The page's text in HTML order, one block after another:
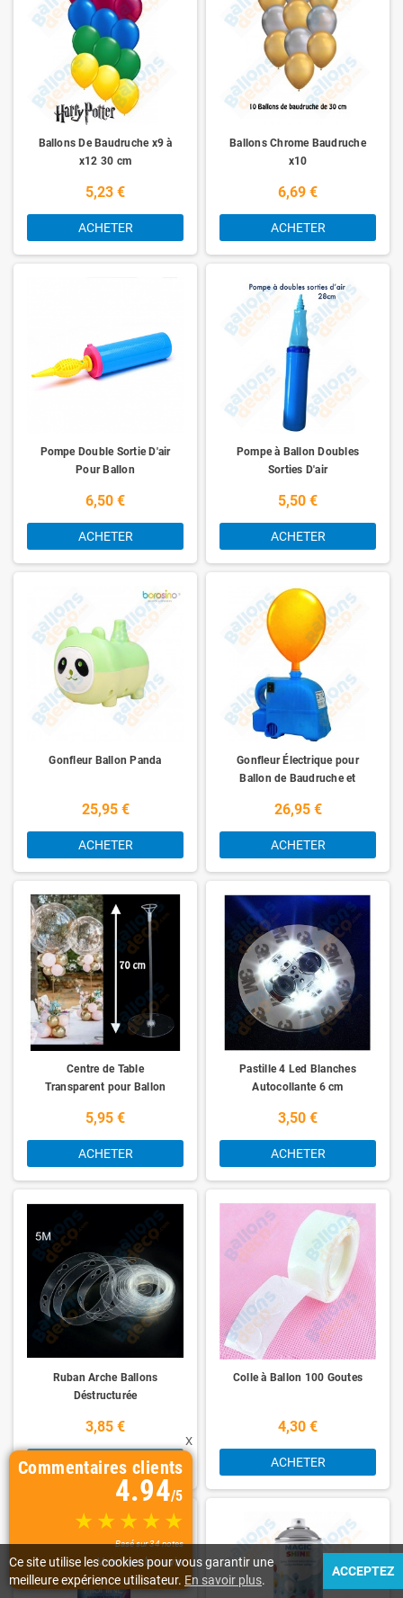
Ballons De Baudruche x9 à
x12 30 cm
5,23 €
ACHETER
Ballons Chrome Baudruche
x10
6,69 €
ACHETER
Pompe Double Sortie D'air
Pour Ballon
6,50 €
ACHETER
Pompe à Ballon Doubles
Sorties D'air
5,50 €
ACHETER
Gonfleur Ballon Panda
25,95 €
ACHETER
Gonfleur Électrique pour
Ballon de Baudruche et
26,95 €
ACHETER
Centre de Table
Transparent pour Ballon
5,95 €
ACHETER
Pastille 4 Led Blanches
Autocollante 6 cm
3,50 €
ACHETER
Ruban Arche Ballons
Déstructurée
3,85 €
ACHETER
Colle à Ballon 100 Goutes
4,30 €
ACHETER
X
Commentaires clients
4.94/5
Basé sur 34 notes
Voir tous les avis
Ce site utilise les cookies pour vous garantir une
meilleure expérience utilisateur. En savoir plus.
ACCEPTEZ